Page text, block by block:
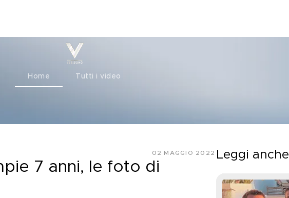
Home Tutti i video
02 MAGGIO 2022
7 anni, le foto di
Leggi anche